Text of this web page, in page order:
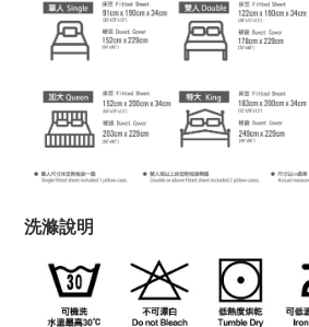
洗滌說明